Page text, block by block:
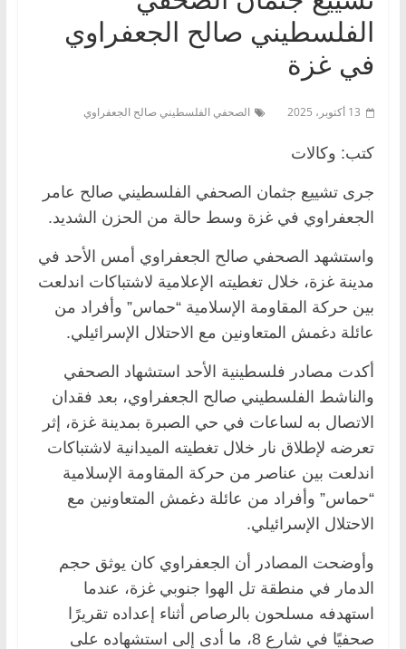
الفلسطيني صالح الجعفراوي
في غزة
13 أكتوبر، 2025 الصحفي الفلسطيني صالح الجعفراوي
كتب: وكالات
جرى تشييع جثمان الصحفي الفلسطيني صالح عامر
الجعفراوي في غزة وسط حالة من الحزن الشديد.
واستشهد الصحفي صالح الجعفراوي أمس الأحد في
مدينة غزة، خلال تغطيته الإعلامية لاشتباكات اندلعت
بين حركة المقاومة الإسلامية “حماس” وأفراد من
عائلة دغمش المتعاونين مع الاحتلال الإسرائيلي.
أكدت مصادر فلسطينية الأحد استشهاد الصحفي
والناشط الفلسطيني صالح الجعفراوي، بعد فقدان
الاتصال به لساعات في حي الصبرة بمدينة غزة، إثر
تعرضه لإطلاق نار خلال تغطيته الميدانية لاشتباكات
اندلعت بين عناصر من حركة المقاومة الإسلامية
“حماس” وأفراد من عائلة دغمش المتعاونين مع
الاحتلال الإسرائيلي.
وأوضحت المصادر أن الجعفراوي كان يوثق حجم
الدمار في منطقة تل الهوا جنوبي غزة، عندما
استهدفه مسلحون بالرصاص أثناء إعداده تقريرًا
صحفيًا في شارع 8، ما أدى إلى استشهاده على